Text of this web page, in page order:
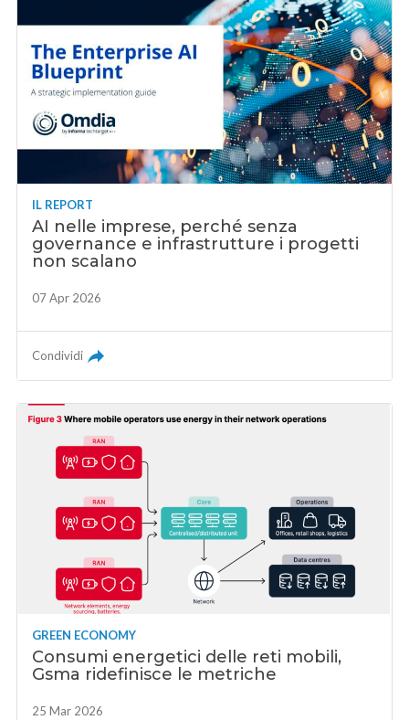
IL REPORT
AI nelle imprese, perché senza
governance e infrastrutture i progetti
non scalano
07 Apr 2026
Condividi
GREEN ECONOMY
Consumi energetici delle reti mobili,
Gsma ridefinisce le metriche
25 Mar 2026